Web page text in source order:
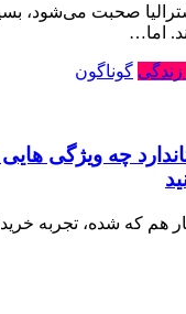
صحبت می‌شود⁠،
اما…
گوناگون
چه ویژگی
هم که شده، تجربه